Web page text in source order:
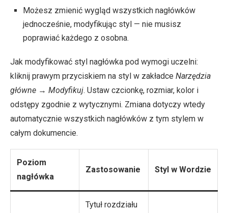
Możesz zmienić wygląd wszystkich nagłówków
jednocześnie, modyfikując styl — nie musisz
poprawiać każdego z osobna.
Jak modyfikować styl nagłówka pod wymogi uczelni:
kliknij prawym przyciskiem na styl w zakładce Narzędzia
główne → Modyfikuj. Ustaw czcionkę, rozmiar, kolor i
odstępy zgodnie z wytycznymi. Zmiana dotyczy wtedy
automatycznie wszystkich nagłówków z tym stylem w
całym dokumencie.
Poziom
nagłówka
Zastosowanie Styl w Wordzie
Tytuł rozdziału